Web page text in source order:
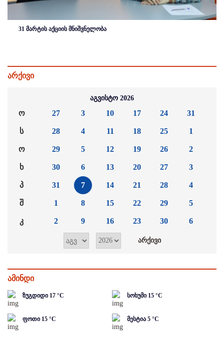
31 მარტის აქციის მნიშვნელობა
არქივი
აგვისტო 2026
ო
ს
ო
ხ
პ
შ
კ
27
28
29
30
31
1
2
3
4
5
6
7
8
9
10
11
12
13
14
15
16
17
18
19
20
21
22
23
24
25
26
27
28
29
30
31
1
2
3
4
5
6
ამინდი
ზუგდიდი 17 °C სოხუმი 15 °C
ფოთი 15 °C მესტია 5 °C